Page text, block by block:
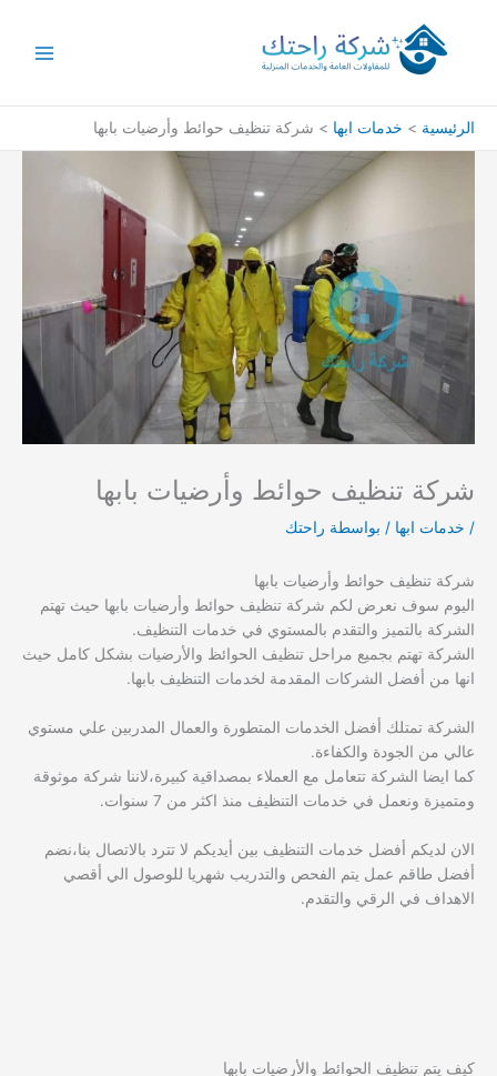
المحتوى
الرئيسية خدمات ابها شركة تنظيف حوائط وأرضيات بابها
شركة تنظيف حوائط وأرضيات بابها
/ خدمات ابها / بواسطة راحتك
شركة تنظيف حوائط وأرضيات بابها
اليوم سوف نعرض لكم شركة تنظيف حوائط وأرضيات بابها حيث تهتم
الشركة بالتميز والتقدم بالمستوي في خدمات التنظيف.
الشركة تهتم بجميع مراحل تنظيف الحوائظ والأرضيات بشكل كامل حيث
انها من أفضل الشركات المقدمة لخدمات التنظيف بابها.
الشركة تمتلك أفضل الخدمات المتطورة والعمال المدربين علي مستوي
عالي من الجودة والكفاءة.
كما ايضا الشركة تتعامل مع العملاء بمصداقية كبيرة،لاننا شركة موثوقة
ومتميزة ونعمل في خدمات التنظيف منذ اكثر من 7 سنوات.
الان لديكم أفضل خدمات التنظيف بين أيديكم لا تترد بالاتصال بنا،نضم
أفضل طاقم عمل يتم الفحص والتدريب شهريا للوصول الي أقصي
الاهداف في الرقي والتقدم.
كيف يتم تنظيف الحوائط والأرضيات بابها